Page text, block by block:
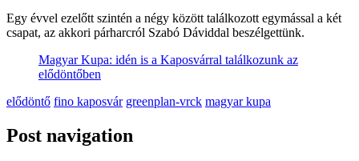
Egy évvel ezelőtt szintén a négy között találkozott egymással a két
csapat, az akkori párharcról Szabó Dáviddal beszélgettünk.
Magyar Kupa: idén is a Kaposvárral találkozunk az
elődöntőben
elődöntő fino kaposvár greenplan-vrck magyar kupa
Post navigation